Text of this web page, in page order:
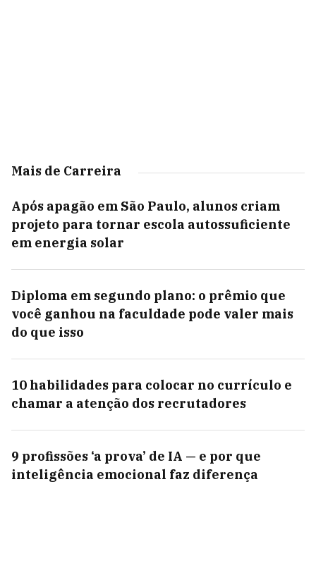
Mais de Carreira
Após apagão em São Paulo, alunos criam
projeto para tornar escola autossuficiente
em energia solar
Diploma em segundo plano: o prêmio que
você ganhou na faculdade pode valer mais
do que isso
10 habilidades para colocar no currículo e
chamar a atenção dos recrutadores
9 profissões ‘a prova’ de IA — e por que
inteligência emocional faz diferença